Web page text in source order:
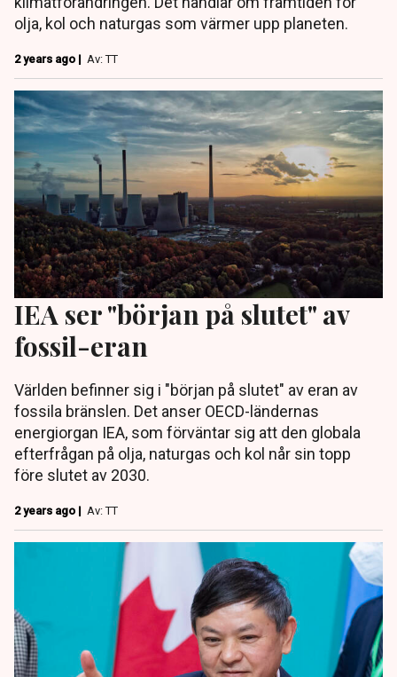
olja, kol och naturgas som värmer upp planeten.
2 years ago | Av: TT
IEA ser "början på slutet" av
fossil-eran
Världen befinner sig i "början på slutet" av eran av
fossila bränslen. Det anser OECD-ländernas
energiorgan IEA, som förväntar sig att den globala
efterfrågan på olja, naturgas och kol når sin topp
före slutet av 2030.
2 years ago | Av: TT